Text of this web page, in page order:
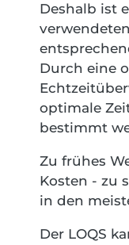
Deshalb ist
Durch eine
optimale
bestimmt
Zu frühes
Kosten - zu
in den
Der LOQS